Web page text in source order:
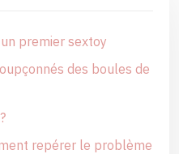
premier sextoy
des boules de
repérer le problème